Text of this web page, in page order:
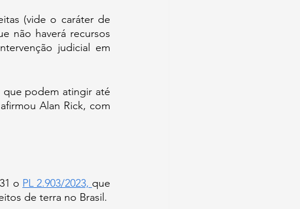
(vide o caráter de
não haverá recursos
judicial em
que podem atingir até
Alan Rick, com
o PL 2.903/2023, que
de terra no Brasil.